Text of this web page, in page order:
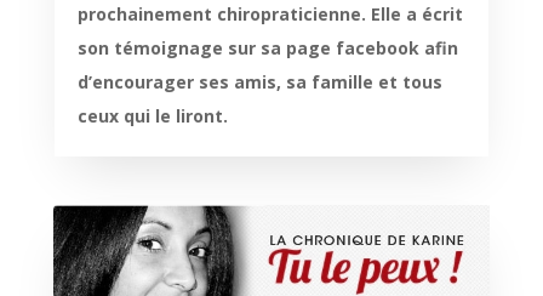
prochainement chiropraticienne. Elle a écrit
son témoignage sur sa page facebook afin
d’encourager ses amis, sa famille et tous
ceux qui le liront.